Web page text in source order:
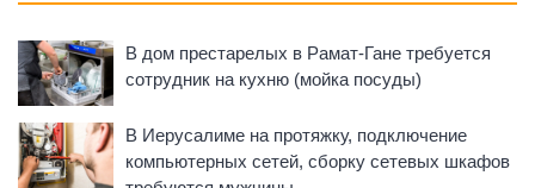
В дом престарелых в Рамат-Гане требуется
сотрудник на кухню (мойка посуды)
В Иерусалиме на протяжку, подключение
компьютерных сетей, сборку сетевых шкафов